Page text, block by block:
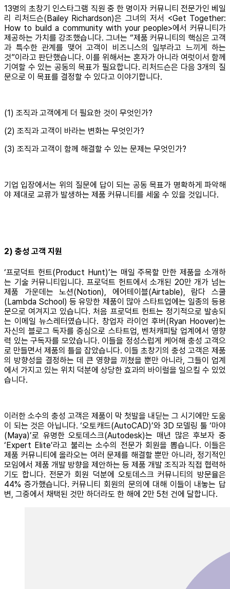
13명의 초창기 인스타그램 직원 중 한 명이자 커뮤니티 전문가인 베일
리 리처드슨(Bailey Richardson)은 그녀의 저서 <Get Together:
How to build a community with your people>에서 커뮤니티가
제공하는 가치를 강조했습니다. 그녀는 “제품 커뮤니티의 핵심은 고객
과 특수한 관계를 맺어 고객이 비즈니스의 일부라고 느끼게 하는
것”이라고 판단했습니다. 이를 위해서는 혼자가 아니라 여럿이서 함께
기여할 수 있는 공동의 목표가 필요합니다. 리처드슨은 다음 3개의 질
문으로 이 목표를 결정할 수 있다고 이야기합니다.
(1) 조직과 고객에게 더 필요한 것이 무엇인가?
(2) 조직과 고객이 바라는 변화는 무엇인가?
(3) 조직과 고객이 함께 해결할 수 있는 문제는 무엇인가?
기업 입장에서는 위의 질문에 답이 되는 공동 목표가 명확하게 파악해
야 제대로 교류가 발생하는 제품 커뮤니티를 세울 수 있을 것입니다.
2) 충성 고객 지원
‘프로덕트 헌트(Product Hunt)’는 매일 주목할 만한 제품을 소개하
는 기술 커뮤니티입니다. 프로덕트 헌트에서 소개된 20만 개가 넘는
제품 가운데는 노션(Notion), 에어테이블(Airtable), 람다 스쿨
(Lambda School) 등 유망한 제품이 많아 스타트업에는 일종의 등용
문으로 여겨지고 있습니다. 처음 프로덕트 헌트는 정기적으로 발송되
는 이메일 뉴스레터였습니다. 창업자 라이언 후버(Ryan Hoover)는
자신의 블로그 독자를 중심으로 스타트업, 벤처캐피탈 업계에서 영향
력 있는 구독자를 모았습니다. 이들을 정성스럽게 케어해 충성 고객으
로 만들면서 제품의 틀을 잡았습니다. 이들 초창기의 충성 고객은 제품
의 방향성을 결정하는 데 큰 영향을 끼쳤을 뿐만 아니라, 그들이 업계
에서 가지고 있는 위치 덕분에 상당한 효과의 바이럴을 일으킬 수 있었
습니다.
이러한 소수의 충성 고객은 제품이 막 첫발을 내딛는 그 시기에만 도움
이 되는 것은 아닙니다. ‘오토캐드(AutoCAD)’와 3D 모델링 툴 ‘마야
(Maya)’로 유명한 오토데스크(Autodesk)는 매년 많은 후보자 중
‘Expert Elite’라고 불리는 소수의 전문가 회원을 뽑습니다. 이들은
제품 커뮤니티에 올라오는 여러 문제를 해결할 뿐만 아니라, 정기적인
모임에서 제품 개발 방향을 제안하는 등 제품 개발 조직과 직접 협력하
기도 합니다. 전문가 회원 덕분에 오토데스크 커뮤니티의 방문율은
44% 증가했습니다. 커뮤니티 회원의 문의에 대해 이들이 내놓는 답
변, 그중에서 채택된 것만 하더라도 한 해에 2만 5천 건에 달합니다.